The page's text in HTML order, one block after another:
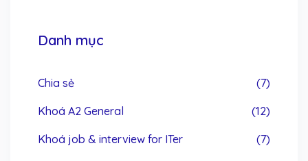
Danh mục
Chia sẻ (7)
Khoá A2 General (12)
Khoá job & interview for ITer (7)